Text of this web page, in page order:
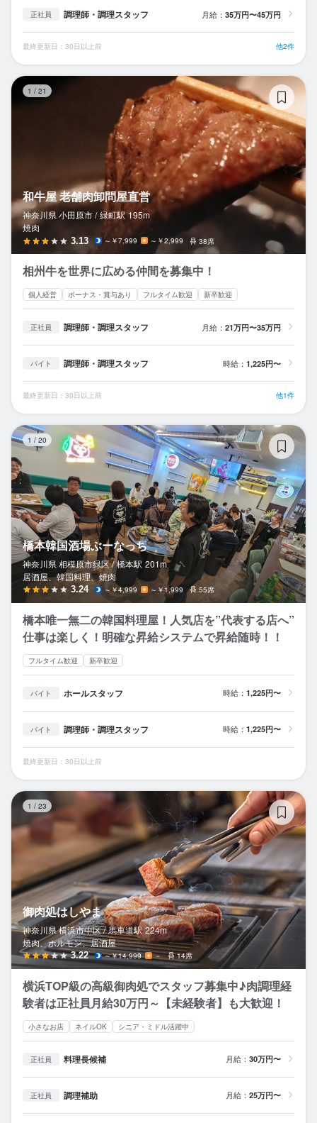
正社員 調理師・調理スタッフ 月給： 35万円〜45万円
最終更新日：30日以上前 他2件
1 / 21
和牛屋 老舗肉卸問屋直営
神奈川県 小田原市 / 緑町駅 195m
焼肉
3.13 ～￥7,999 ～￥2,999 38席
相州牛を世界に広める仲間を募集中！
個人経営 ボーナス・賞与あり フルタイム歓迎 新卒歓迎
正社員 調理師・調理スタッフ 月給： 21万円〜35万円
バイト 調理師・調理スタッフ 時給： 1,225円〜
最終更新日：30日以上前 他1件
1 / 20
橋本韓国酒場ぶーなっち
神奈川県 相模原市緑区 / 橋本駅 201m
居酒屋、韓国料理、焼肉
3.24 ～￥4,999 ～￥1,999 55席
橋本唯一無二の韓国料理屋！人気店を”代表する店へ”
仕事は楽しく！明確な昇給システムで昇給随時！！
フルタイム歓迎 新卒歓迎
バイト ホールスタッフ 時給： 1,225円〜
バイト 調理師・調理スタッフ 時給： 1,225円〜
最終更新日：30日以上前
1 / 23
御肉処はしやま
神奈川県 横浜市中区 / 馬車道駅 224m
焼肉、ホルモン、居酒屋
3.22 ～￥14,999 － 14席
横浜TOP級の高級御肉処でスタッフ募集中♪肉調理経
験者は正社員月給30万円～【未経験者】も大歓迎！
小さなお店 ネイルOK シニア・ミドル活躍中
正社員 料理長候補 月給： 30万円〜
正社員 調理補助 月給： 25万円〜